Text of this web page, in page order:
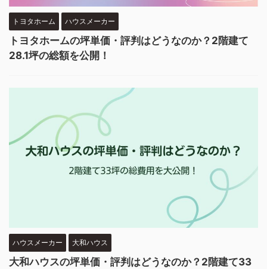
トヨタホーム ハウスメーカー
トヨタホームの坪単価・評判はどうなのか？2階建て
28.1坪の総額を公開！
ハウスメーカー 大和ハウス
大和ハウスの坪単価・評判はどうなのか？2階建て33